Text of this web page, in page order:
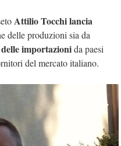
Attilio Tocchi lancia
delle produzioni sia da
delle importazionida paesi
del mercato italiano.